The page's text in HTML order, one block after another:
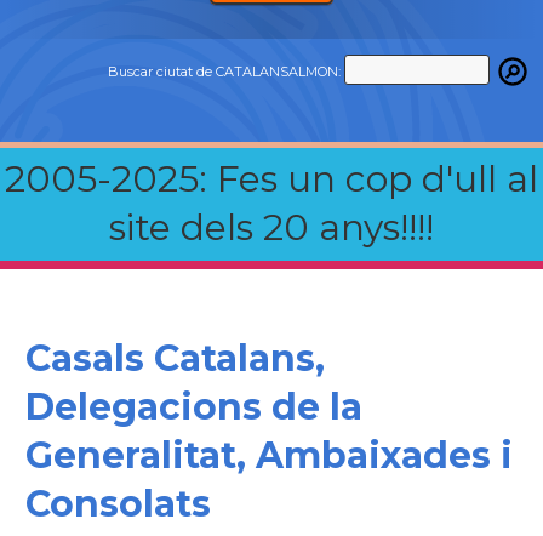
Buscar ciutat de CATALANSALMON:
2005-2025: Fes un cop d'ull al
site dels 20 anys!!!!
Casals Catalans,
Delegacions de la
Generalitat, Ambaixades i
Consolats